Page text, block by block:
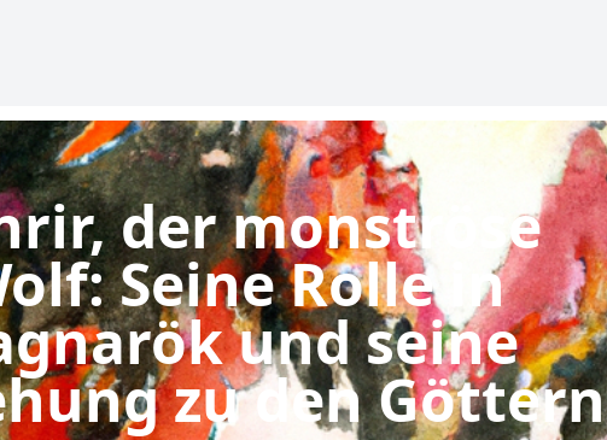
der monströse
Seine Rolle in
und seine
zu den Göttern